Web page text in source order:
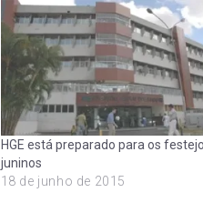
HGE está preparado para os
juninos
18 de junho de 2015